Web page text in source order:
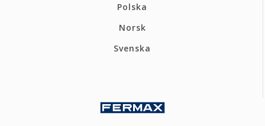
Polska
Norsk
Svenska